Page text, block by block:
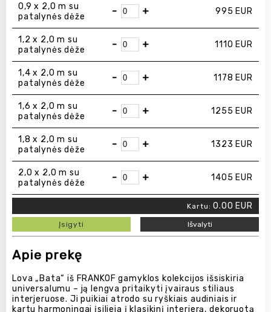
0,9 x 2,0 m su
patalynės dėže
- + 995 EUR
1,2 x 2,0 m su
patalynės dėže
- + 1110 EUR
1,4 x 2,0 m su
patalynės dėže
- + 1178 EUR
1,6 x 2,0 m su
patalynės dėže
- + 1255 EUR
1,8 x 2,0 m su
patalynės dėže
- + 1323 EUR
2,0 x 2,0 m su
patalynės dėže
- + 1405 EUR
Kartu:0.00 EUR
Įsigyti Išvalyti
Apie prekę
Lova „Bata“ iš FRANKOF gamyklos kolekcijos išsiskiria
universalumu – ją lengva pritaikyti įvairaus stiliaus
interjeruose. Ji puikiai atrodo su ryškiais audiniais ir
kartu harmoningai įsilieja į klasikinį interjerą, dekoruotą